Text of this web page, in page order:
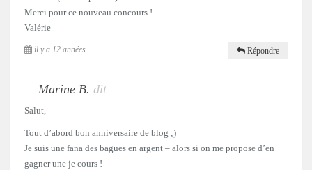
Merci pour ce nouveau concours !
Valérie
il y a 12 années Répondre
Marine B. dit
Salut,
Tout d’abord bon anniversaire de blog ;)
Je suis une fana des bagues en argent – alors si on me propose d’en
gagner une je cours !